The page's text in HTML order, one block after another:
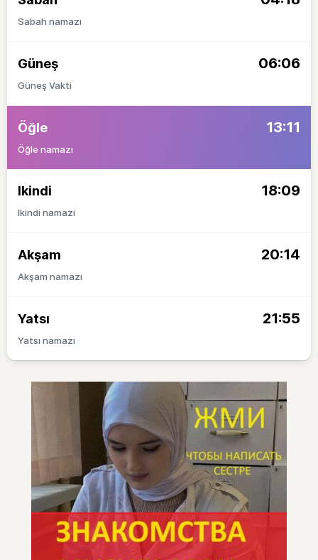
Sabah namazı
Güneş 06:06
Güneş Vakti
Öğle 13:11
Öğle namazı
Ikindi 18:09
Ikindi namazi
Akşam 20:14
Akşam namazı
Yatsı 21:55
Yatsı namazı